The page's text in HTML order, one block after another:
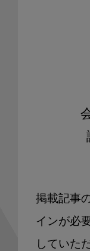
掲載記事
インが必
していた